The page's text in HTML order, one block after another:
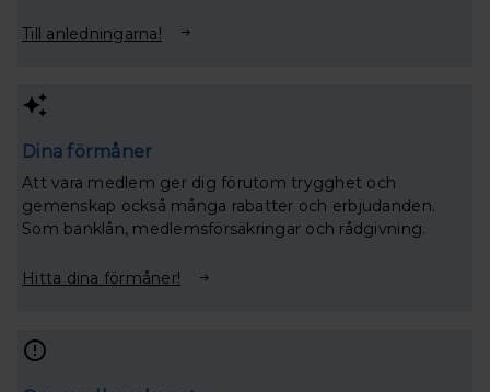
Till anledningarna!
Dina förmåner
Att vara medlem ger dig förutom trygghet och
gemenskap också många rabatter och erbjudanden.
Som banklån, medlemsförsäkringar och rådgivning.
Hitta dina förmåner!